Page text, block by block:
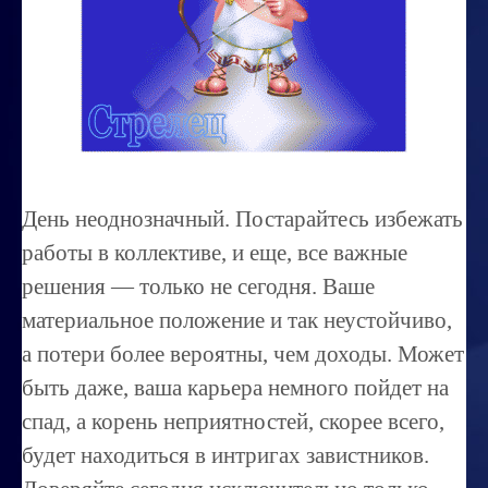
Миссиональность
Королевский гороскоп
Найти идеального партнера
Корректировка характера
Совместимость
Занятия по расшифровке снов
Магия денег
Ищем любовь
День неоднозначный. Постарайтесь избежать
работы в коллективе, и еще, все важные
решения — только не сегодня. Ваше
материальное положение и так неустойчиво,
а потери более вероятны, чем доходы. Может
быть даже, ваша карьера немного пойдет на
спад, а корень неприятностей, скорее всего,
будет находиться в интригах завистников.